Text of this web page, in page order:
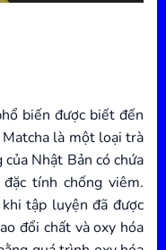
biến được biết đến
là một loại trà
Nhật Bản có chứa
tính chống viêm.
tập luyện đã được
đổi chất và oxy hóa